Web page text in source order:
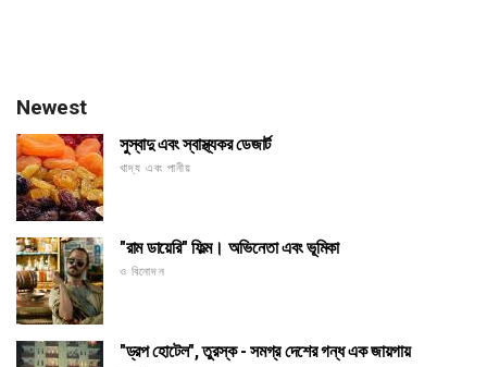
Newest
সুস্বাদু এবং স্বাস্থ্যকর ডেজার্ট
খাদ্য এবং পানীয়
"রাম ডায়েরি" ফিল্ম। অভিনেতা এবং ভূমিকা
ও বিনোদন
"ড্রপ হোটেল", তুরস্ক - সমগ্র দেশের গন্ধ এক জায়গায়